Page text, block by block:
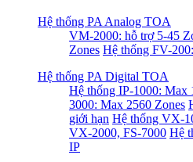
Hệ thống PA Analog TOA
VM-2000: hỗ trợ 5-45
Zones Hệ thống FV-
Hệ thống PA Digital TOA
Hệ thống IP-1000: Max
3000: Max 2560 Zones
giới hạn Hệ thống VX-
VX-2000, FS-7000 Hệ
IP